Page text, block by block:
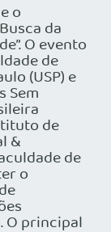
o
da
O evento
de
(USP) e
Sem
de
&
de
o
O principal